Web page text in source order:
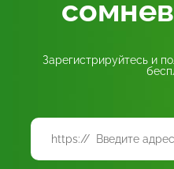
Зарегистрируйтесь и